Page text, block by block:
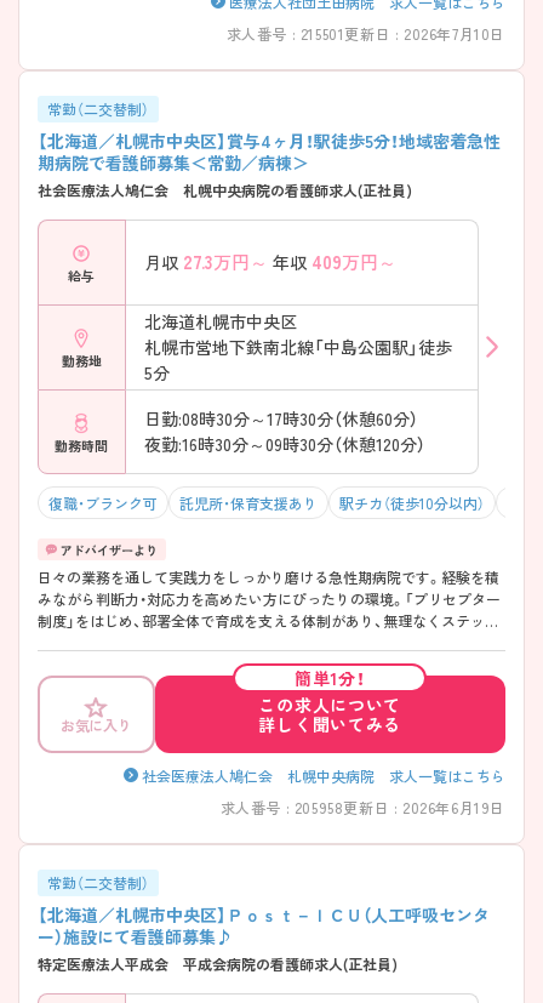
――――――――――――――― 毎日の通勤もストレスフリー♪ ・市電
「東屯田通り」徒歩1分 → 天候に左右されにくい好立地です
――――――――――――――― メリハリのある働き方が可能！ ・年間
休日120日 ・残業月10時間以内 ・連休取得実績あり → プライベートも大
切にできます ――――――――――――――― ■ 安心の教育・成長サ
ポート ――――――――――――――― 着実にスキルアップできま
す。 ・教育専任者のフォロー体制 ・eラーニング／Nursing Skills導入 ・プ
リセプター制度あり → 未経験やブランク明けでも安心です
――――――――――――――― 温かい雰囲気が魅力です♪ ・20～30代
中心に活躍 ・中途入職者多数 ・相談しやすい職場文化 → 新しい環境でも
安心して働けます ――――――――――――――― ■ キャリアも広が
る成長環境 ――――――――――――――― 将来も見据えて働けま
す。 ・認定看護師取得の支援あり ・院外研修への参加支援 ・副業相談可能
→ 自分らしいキャリア形成を応援
求人番号 : 215501更新日 : 2026年7月10日
常勤（二交替制）
【北海道／札幌市中央区】賞与4ヶ月！駅徒歩5分！地域密着急性
期病院で看護師募集＜常勤／病棟＞
社会医療法人鳩仁会 札幌中央病院の看護師求人(正社員)
給与
月収 27.3万円～ 年収 409万円～
勤務地
北海道札幌市中央区
札幌市営地下鉄南北線「中島公園駅」徒歩
5分
勤務時間
日勤:08時30分～17時30分（休憩60分）
夜勤:16時30分～09時30分（休憩120分）
復職・ブランク可 託児所・保育支援あり 駅チカ（徒歩10分以内）
日々の業務を通して実践力をしっかり磨ける急性期病院です。経験を積
みながら判断力・対応力を高めたい方にぴったりの環境。「プリセプター
制度」をはじめ、部署全体で育成を支える体制があり、無理なくステップ
もしっかり確保。駅徒歩5分の好立地で通勤もしやすく、仕事とプライベ
ートのバランスを大切にしながら長く働ける職場です。
――――――――――――――― ■ 経験値がぐんと伸びる環境
――――――――――――――― 実践を通してスキルが身につきます。
・救急対応多数 ・オペ件数も豊富 → 幅広い症例で実力アップが目指せま
す ――――――――――――――― ■ 安心の育成サポート体制
・「プリセプター制度あり」 ・部署全体で支えるフォロー ・充実の院内研修
・資格取得支援あり → キャリアアップのサポートもあります
――――――――――――――― 働きやすさも大切にしています。 ・年
間休日120日 ・平均残業5～10時間以内／月 ・子育て世代の方多数在籍 →
オンオフのメリハリがつきやすい環境
――――――――――――――― ■ 通いやすさも魅力♪
――――――――――――――― 毎日の負担を減らせます。 ・地下鉄駅
徒歩5分 → 通勤ストレスが少なく続けやすい職場
お気に入り
簡単1分！
この求人について
詳しく聞いてみる
社会医療法人鳩仁会 札幌中央病院 求人一覧はこちら
求人番号 : 205958更新日 : 2026年6月19日
常勤（二交替制）
【北海道／札幌市中央区】Ｐｏｓｔ－ＩＣＵ（人工呼吸センタ
ー）施設にて看護師募集♪
特定医療法人平成会 平成会病院の看護師求人(正社員)